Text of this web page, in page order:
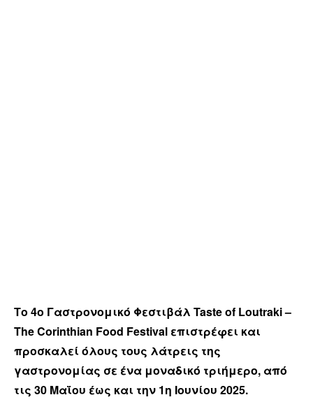
Το 4ο Γαστρονομικό Φεστιβάλ Taste of Loutraki –
The Corinthian Food Festival επιστρέφει και
προσκαλεί όλους τους λάτρεις της
γαστρονομίας σε ένα μοναδικό τριήμερο, από
τις 30 Μαΐου έως και την 1η Ιουνίου 2025.